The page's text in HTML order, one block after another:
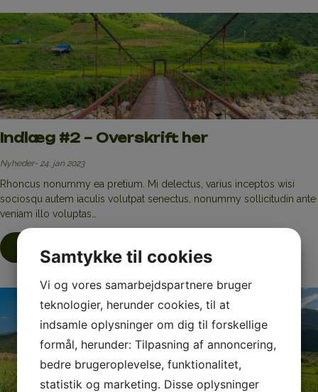
Indlæg #2 – Overskrift her
Nyheder 24. jan 2023
Rhoncus nonummy ea pretium. Mi delectus, varius inceptos wisi
sociosqu autem iaculis volutpat senectus, nonummy sollicitudin ante
veniam illo voluptas…
Samtykke til cookies
Vi og vores samarbejdspartnere bruger
teknologier, herunder cookies, til at
indsamle oplysninger om dig til forskellige
formål, herunder: Tilpasning af annoncering,
bedre brugeroplevelse, funktionalitet,
statistik og marketing. Disse oplysninger